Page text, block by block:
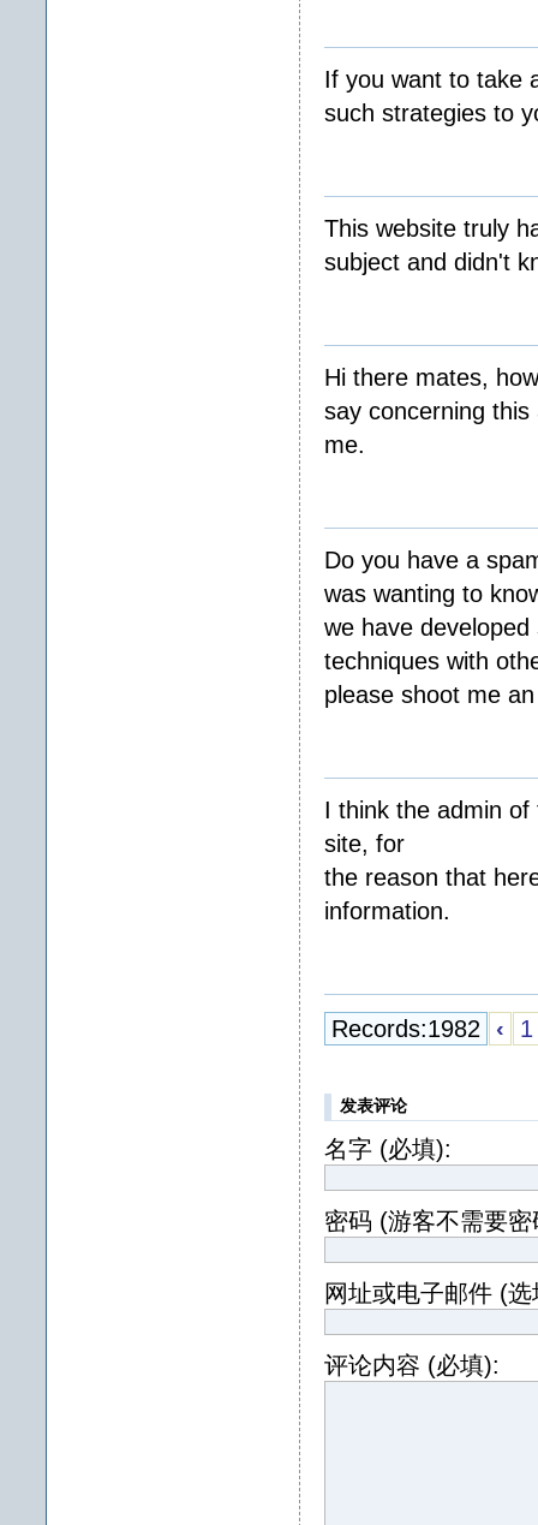
If you want to take
such strategies to
This website truly
subject and didn't
Hi there mates,
say concerning
me.
Do you have a
was wanting to
we have
techniques with
please shoot me
I think the admin
site, for
the reason that
information.
Records:1982 ‹ 1
发表评论
名字 (必填):
密码 (游客不需要密
网址或电子邮件 (
评论内容 (必填):